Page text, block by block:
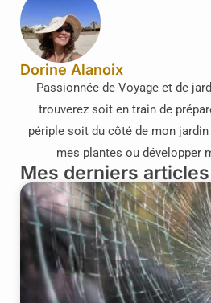
Dorine Alanoix
Passionnée de Voyage et de
trouverez soit en train de
périple soit du côté de mon
mes plantes ou développer
Mes derniers